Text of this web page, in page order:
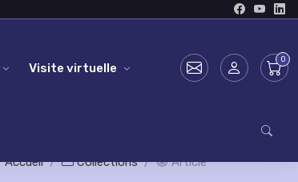
Visite virtuelle
Accueil Collections Article